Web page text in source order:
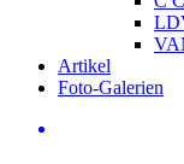
Artikel
Foto-Galerien